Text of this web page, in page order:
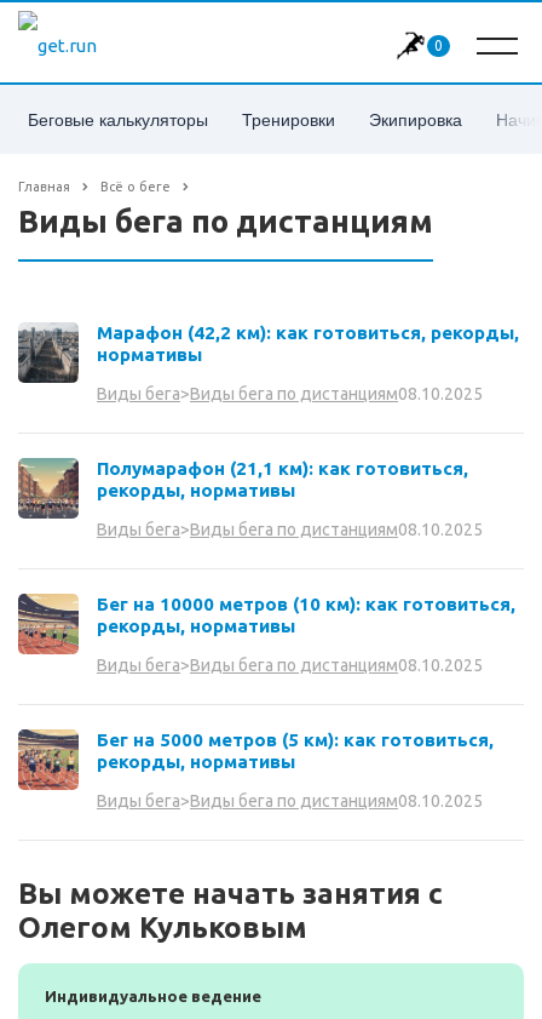
0
Беговые калькуляторы Тренировки Экипировка
Главная Всё о беге
Виды бега по дистанциям
Марафон (42,2 км): как готовиться, рекорды,
нормативы
Виды бега>Виды бега по дистанциям08.10.2025
Полумарафон (21,1 км): как готовиться,
рекорды, нормативы
Виды бега>Виды бега по дистанциям08.10.2025
Бег на 10000 метров (10 км): как готовиться,
рекорды, нормативы
Виды бега>Виды бега по дистанциям08.10.2025
Бег на 5000 метров (5 км): как готовиться,
рекорды, нормативы
Виды бега>Виды бега по дистанциям08.10.2025
Вы можете начать занятия с
Олегом Кульковым
Индивидуальное ведение